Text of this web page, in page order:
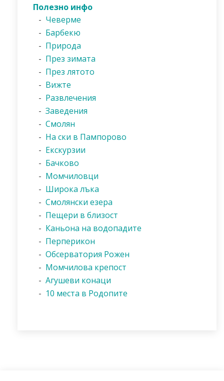
Полезно инфо
- Чеверме
- Барбекю
- Природа
- През зимата
- През лятото
- Вижте
- Развлечения
- Заведения
- Смолян
- На ски в Пампорово
- Екскурзии
- Бачково
- Момчиловци
- Широка лъка
- Смолянски езера
- Пещери в близост
- Каньона на водопадите
- Перперикон
- Обсерватория Рожен
- Момчилова крепост
- Агушеви конаци
- 10 места в Родопите